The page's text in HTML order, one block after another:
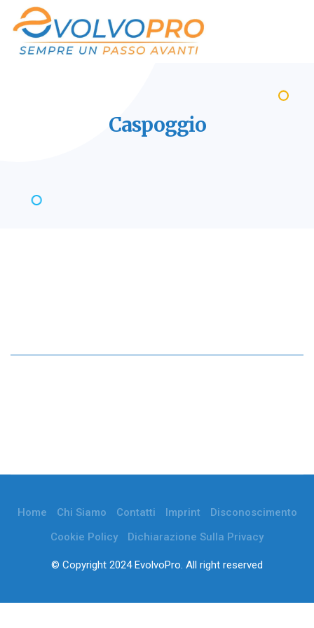
Caspoggio
Home Chi Siamo Contatti Imprint
Disconoscimento
Cookie Policy
Dichiarazione Sulla Privacy
© Copyright 2024 EvolvoPro. All right reserved